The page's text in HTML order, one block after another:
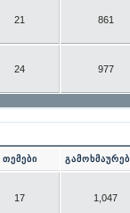
21 861
24 977
თემები
17 1,047